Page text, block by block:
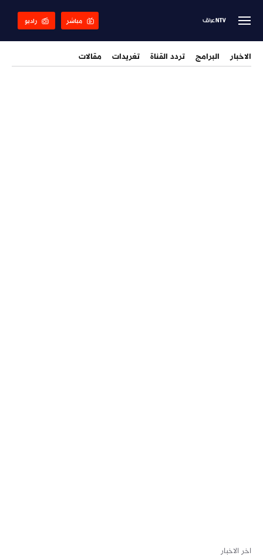
main
content
راديو مباشر
الاخبار البرامج تردد القناة تغريدات مقالات
اخر الاخبار